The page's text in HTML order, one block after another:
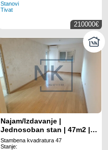
Stanovi
Tivat
210000€
Najam/Izdavanje |
Jednosoban stan | 47m2 |
Podgorica, City Kvart
Stambena kvadratura 47
Stanje: